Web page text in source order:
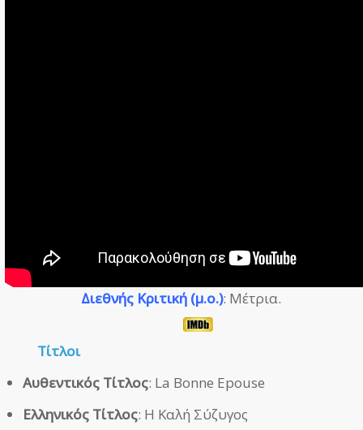
Διεθνής Κριτική (μ.ο.): Μέτρια.
Τίτλοι
Αυθεντικός Τίτλος: La Bonne Epouse
Ελληνικός Τίτλος: Η Καλή Σύζυγος